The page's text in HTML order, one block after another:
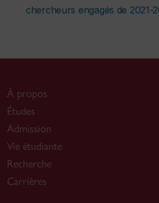
chercheurs engagés de 2021-
À propos
Études
Admission
Vie étudiante
Recherche
Carrières